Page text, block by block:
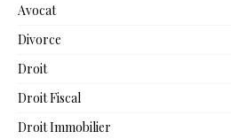
Avocat
Divorce
Droit
Droit Fiscal
Droit Immobilier